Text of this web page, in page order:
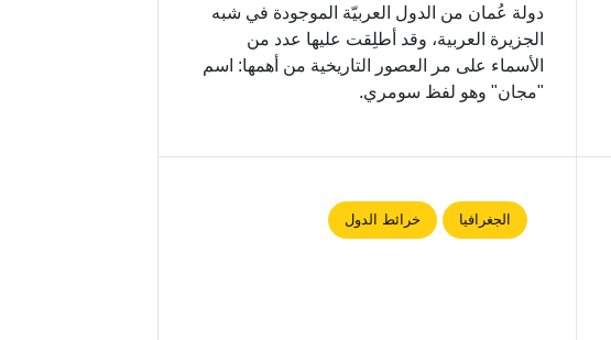
دولة عُمان من الدول العربيّة الموجودة في شبه
الجزيرة العربية، وقد أطلِقت عليها عدد من
الأسماء على مر العصور التاريخية من أهمها: اسم
"مجان" وهو لفظ سومري.
الجغرافيا خرائط الدول